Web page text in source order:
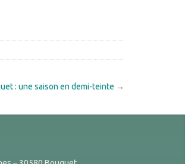
: une saison en demi-teinte →